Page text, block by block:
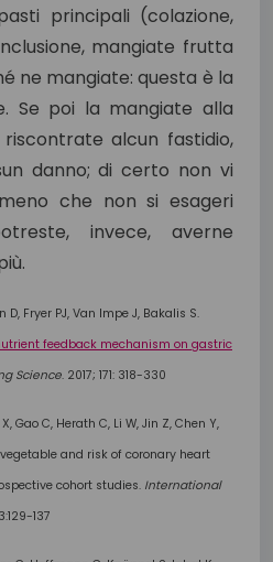
principali (colazione,
mangiate frutta
ne mangiate: questa è la
Se poi la mangiate alla
alcun fastidio,
danno; di certo non vi
che non si esageri
invece, averne
D, Fryer PJ, Van Impe J, Bakalis S.
feedback mechanism on gastric
Science. 2017; 171: 318-330
Gao C, Herath C, Li W, Jin Z, Chen Y,
and risk of coronary heart
cohort studies. International
137